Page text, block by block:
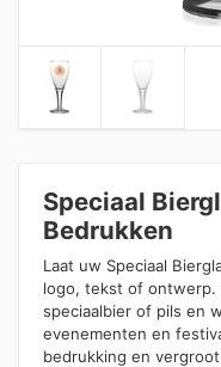
Speciaal
Bedrukken
Laat uw Speciaal
logo, tekst of ontwerp.
speciaalbier of pils en
evenementen en
bedrukking en